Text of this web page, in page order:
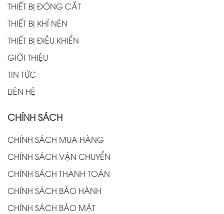
THIẾT BỊ ĐÓNG CẮT
THIẾT BỊ KHÍ NÉN
THIẾT BỊ ĐIỀU KHIỂN
GIỚI THIỆU
TIN TỨC
LIÊN HỆ
CHÍNH SÁCH
CHÍNH SÁCH MUA HÀNG
CHÍNH SÁCH VẬN CHUYỂN
CHÍNH SÁCH THANH TOÁN
CHÍNH SÁCH BẢO HÀNH
CHÍNH SÁCH BẢO MẬT